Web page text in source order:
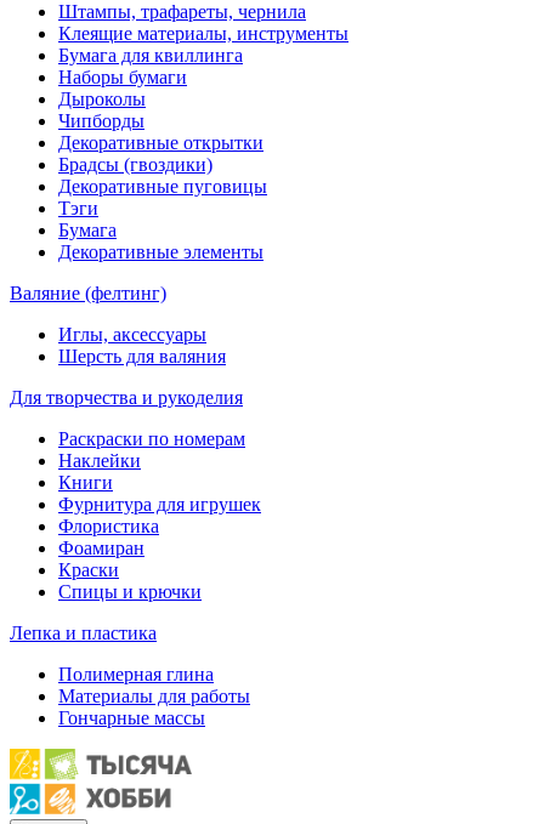
Штампы, трафареты, чернила
Клеящие материалы, инструменты
Бумага для квиллинга
Наборы бумаги
Дыроколы
Чипборды
Декоративные открытки
Брадсы (гвоздики)
Декоративные пуговицы
Тэги
Бумага
Декоративные элементы
Валяние (фелтинг)
Иглы, аксессуары
Шерсть для валяния
Для творчества и рукоделия
Раскраски по номерам
Наклейки
Книги
Фурнитура для игрушек
Флористика
Фоамиран
Краски
Спицы и крючки
Лепка и пластика
Полимерная глина
Материалы для работы
Гончарные массы